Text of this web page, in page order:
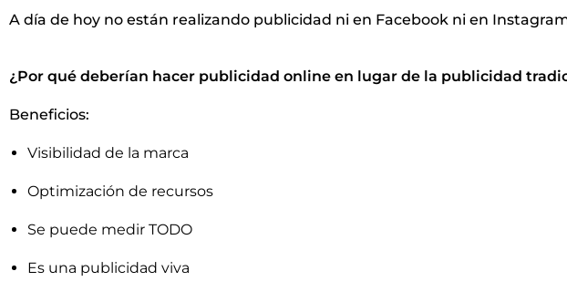
A día de hoy no están realizando publicidad ni en Facebook ni en
¿Por qué deberían hacer publicidad online en lugar de la publicidad
Beneficios:
Visibilidad de la marca
Optimización de recursos
Se puede medir TODO
Es una publicidad viva